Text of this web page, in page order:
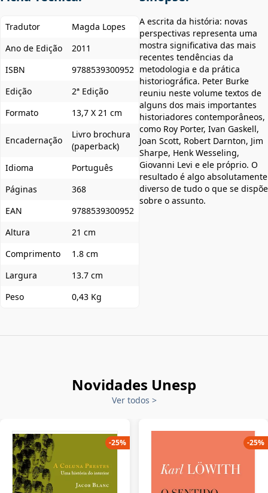
Tradutor
Magda Lopes
Ano de Edição
2011
ISBN
9788539300952
Edição
2ª Edição
Formato
13,7 X 21 cm
Encadernação
Livro brochura
(paperback)
Idioma
Português
Páginas
368
EAN
9788539300952
Altura
21 cm
Comprimento
1.8 cm
Largura
13.7 cm
Peso
0,43 Kg
A escrita da história: novas
perspectivas representa uma
mostra significativa das mais
recentes tendências da
metodologia e da prática
historiográfica. Peter Burke
reuniu neste volume textos de
alguns dos mais importantes
historiadores contemporâneos,
como Roy Porter, Ivan Gaskell,
Joan Scott, Robert Darnton, Jim
Sharpe, Henk Wesseling,
Giovanni Levi e ele próprio. O
resultado é algo absolutamente
diverso de tudo o que se dispõe
sobre o assunto.
Novidades Unesp
Ver todos >
-25% -25%